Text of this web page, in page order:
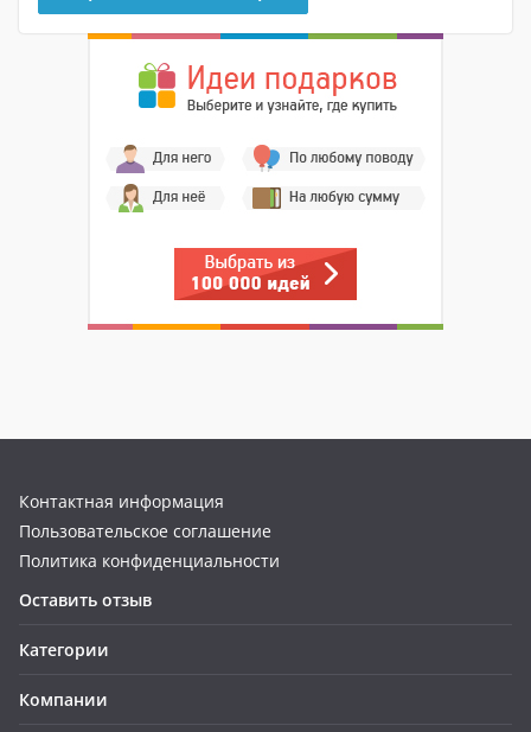
Контактная информация
Пользовательское соглашение
Политика конфиденциальности
Оставить отзыв
Категории
Компании